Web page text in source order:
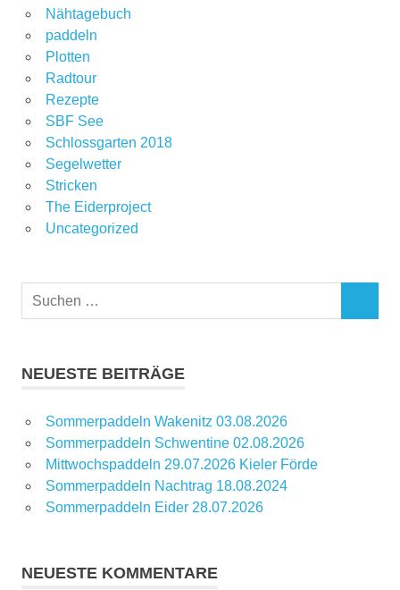
Nähtagebuch
paddeln
Plotten
Radtour
Rezepte
SBF See
Schlossgarten 2018
Segelwetter
Stricken
The Eiderproject
Uncategorized
Suchen
NEUESTE BEITRÄGE
Sommerpaddeln Wakenitz 03.08.2026
Sommerpaddeln Schwentine 02.08.2026
Mittwochspaddeln 29.07.2026 Kieler Förde
Sommerpaddeln Nachtrag 18.08.2024
Sommerpaddeln Eider 28.07.2026
NEUESTE KOMMENTARE